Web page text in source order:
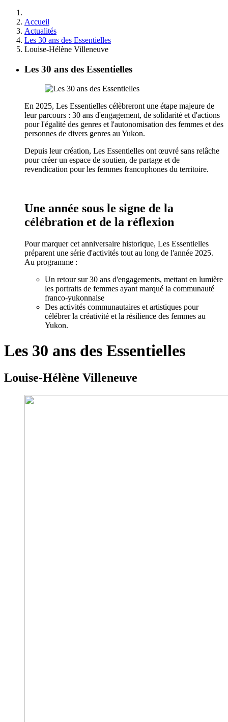
Accueil
Actualités
Les 30 ans des Essentielles
Louise-Hélène Villeneuve
Les 30 ans des Essentielles
En 2025, Les Essentielles célèbreront une étape majeure de
leur parcours : 30 ans d'engagement, de solidarité et d'actions
pour l'égalité des genres et l'autonomisation des femmes et des
personnes de divers genres au Yukon.
Depuis leur création, Les Essentielles ont œuvré sans relâche
pour créer un espace de soutien, de partage et de
revendication pour les femmes francophones du territoire.
Une année sous le signe de la
célébration et de la réflexion
Pour marquer cet anniversaire historique, Les Essentielles
préparent une série d'activités tout au long de l'année 2025.
Au programme :
Un retour sur 30 ans d'engagements, mettant en lumière
les portraits de femmes ayant marqué la communauté
franco-yukonnaise
Des activités communautaires et artistiques pour
célébrer la créativité et la résilience des femmes au
Yukon.
Les 30 ans des Essentielles
Louise-Hélène Villeneuve